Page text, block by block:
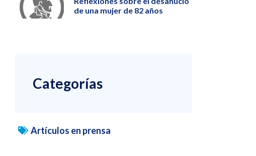
de una mujer de 82 años
Categorías
Artículos en prensa